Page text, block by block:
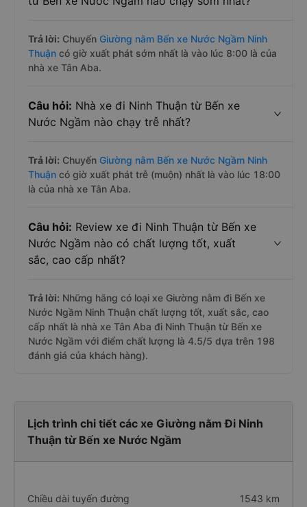
Trả lời: Chuyến Giường nằm Bến xe Nước Ngầm Ninh
Thuận có giờ xuất phát sớm nhất là vào lúc 8:00 là của
nhà xe Tân Aba.
Câu hỏi: Nhà xe đi Ninh Thuận từ Bến xe
Nước Ngầm nào chạy trễ nhất?
Trả lời: Chuyến Giường nằm Bến xe Nước Ngầm Ninh
Thuận có giờ xuất phát trễ (muộn) nhất là vào lúc 18:00
là của nhà xe Tân Aba.
Câu hỏi: Review xe đi Ninh Thuận từ Bến xe
Nước Ngầm nào có chất lượng tốt, xuất
sắc, cao cấp nhất?
Trả lời: Những hãng có loại xe Giường nằm đi Bến xe
Nước Ngầm Ninh Thuận chất lượng tốt, xuất sắc, cao
cấp nhất là nhà xe Tân Aba đi Ninh Thuận từ Bến xe
Nước Ngầm với điểm chất lượng là 4.5/5 dựa trên 198
đánh giá của khách hàng).
Lịch trình chi tiết các xe Giường nằm Đi Ninh
Thuận từ Bến xe Nước Ngầm
Chiều dài tuyến đường 1543 km